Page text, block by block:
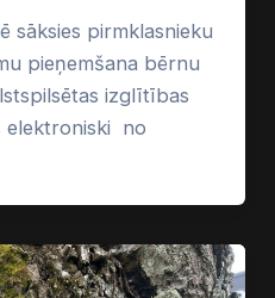
sāksies pirmklasnieku
pieņemšana bērnu
izglītības
elektroniski no